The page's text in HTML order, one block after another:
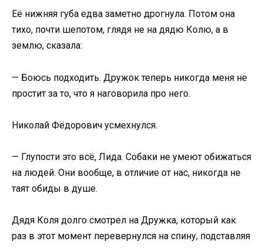
Её нижняя губа едва заметно дрогнула. Потом она
тихо, почти шепотом, глядя не на дядю Колю, а в
землю, сказала:
— Боюсь подходить. Дружок теперь никогда меня не
простит за то, что я наговорила про него.
Николай Фёдорович усмехнулся.
— Глупости это всё, Лида. Собаки не умеют обижаться
на людей. Они вообще, в отличие от нас, никогда не
таят обиды в душе.
Дядя Коля долго смотрел на Дружка, который как
раз в этот момент перевернулся на спину, подставляя